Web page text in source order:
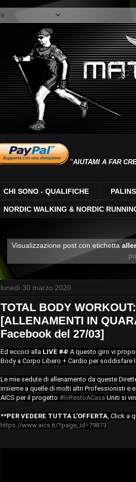
"AIUTAMI A FAR
CHI SONO - QUALIFICHE
NORDIC WALKING & NORDIC
Visualizzazione post con etichetta
lunedì 30 marzo 2020
TOTAL BODY
[ALLENAMENTI IN
Facebook del 27/03]
Ed eccoci alla LIVE #4! A questo giro vi
Body a Corpo Libero + Cardio per soddisfare
Le mie sedute di allenamento da queste
insieme a quelle di molti altri Professionisti e
AICS per il progetto #IoRestoACasa Uniti si
**PER VEDERE TUTTA L'OFFERTA
https://www.aics.it/?page_id=79873